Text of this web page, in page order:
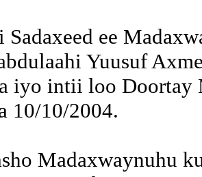
Sadaxeed ee
Yuusuf
iyo intii loo Doortay
10/10/2004.
Madaxwaynuhu